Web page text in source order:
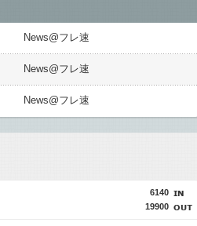
News@フレ速
News@フレ速
News@フレ速
6140
19900